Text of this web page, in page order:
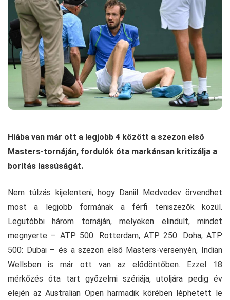
Hiába van már ott a legjobb 4 között a szezon első
Masters-tornáján, fordulók óta markánsan kritizálja a
borítás lassúságát.
Nem túlzás kijelenteni, hogy Daniil Medvedev örvendhet
most a legjobb formának a férfi teniszezők közül.
Legutóbbi három tornáján, melyeken elindult, mindet
megnyerte – ATP 500: Rotterdam, ATP 250: Doha, ATP
500: Dubai – és a szezon első Masters-versenyén, Indian
Wellsben is már ott van az elődöntőben. Ezzel 18
mérkőzés óta tart győzelmi szériája, utoljára pedig év
elején az Australian Open harmadik körében léphetett le